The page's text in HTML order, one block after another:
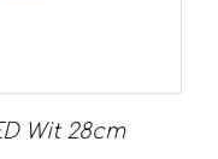
Wit 28cm